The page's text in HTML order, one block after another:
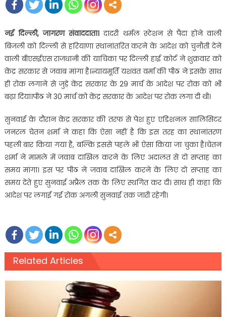
नई दिल्ली, जागरण संवाददाता।दादरी थर्मल स्टेशन से पैदा होने वाली
बिजली को दिल्ली से हरियाणा स्थानांतरित करने के आदेश को चुनौती देने
वाली बीएसईएस राजधानी की याचिका पर दिल्ली हाई कोर्ट ने शुक्रवार को
केंद्र सरकार से जवाब मांगा है।न्यायमूर्ति यशवंत वर्मा की पीठ ने इसके साथ
ही रोक लगाने से जुड़े केंद्र सरकार के 29 मार्च के आदेश पर रोक को भी
बढ़ा दिया।पीठ ने 30 मार्च को केंद्र सरकार के आदेश पर रोक लगा दी थी।
सुनवाई के दौरान केंद्र सरकार की तरफ से पेश हुए एडिशनल सालिसिटर
जनरल चेतन शर्मा ने कहा कि ऐसा नहीं है कि इस तरह का स्थानांतरण
पहली बार किया गया है, बल्कि इससे पहले भी ऐसा किया जा चुका है।चेतन
शर्मा ने मामले में जवाब दाखिल करने के लिए अदालत से दो सप्ताह का
समय मांगा। इस पर पीठ ने जवाब दाखिल करने के लिए दो सप्ताह का
समय देते हुए सुनवाई अप्रैल तक के लिए स्थगित कर दी। साथ ही कहा कि
आदेश पर लगाई गई रोक अगली सुनवाई तक जारी रहेगी।
Related Articles